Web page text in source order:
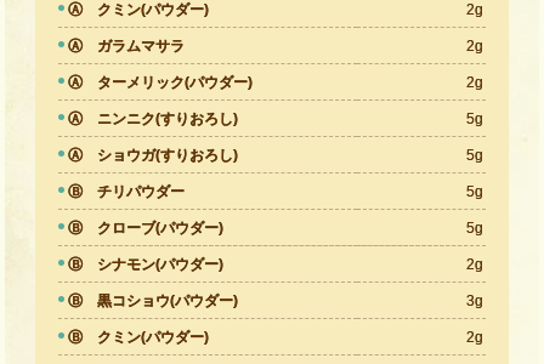
Ⓐ クミン(パウダー) 2g
Ⓐ ガラムマサラ 2g
Ⓐ ターメリック(パウダー) 2g
Ⓐ ニンニク(すりおろし) 5g
Ⓐ ショウガ(すりおろし) 5g
Ⓑ チリパウダー 5g
Ⓑ クローブ(パウダー) 5g
Ⓑ シナモン(パウダー) 2g
Ⓑ 黒コショウ(パウダー) 3g
Ⓑ クミン(パウダー) 2g